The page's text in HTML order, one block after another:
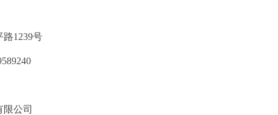
路1239号
公司